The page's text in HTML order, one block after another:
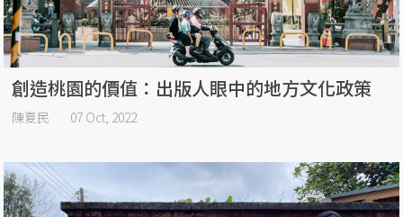
創造桃園的價值：出版人眼中的地方文化政策
陳夏民 07 Oct, 2022